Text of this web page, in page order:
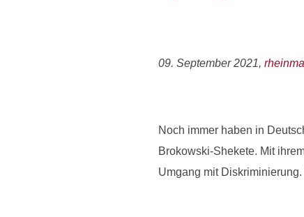
09. September 2021,
Noch immer haben in
Brokowski-Shekete. Mit
Umgang mit